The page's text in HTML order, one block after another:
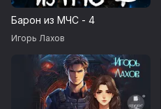
Барон из МЧС - 4
Игорь Лахов